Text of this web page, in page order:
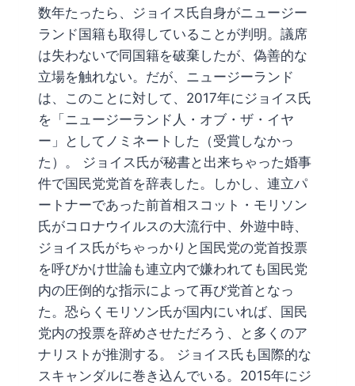
数年たったら、ジョイス氏自身がニュージー
ランド国籍も取得していることが判明。議席
は失わないで同国籍を破棄したが、偽善的な
立場を触れない。だが、ニュージーランド
は、このことに対して、2017年にジョイス氏
を「ニュージーランド人・オブ・ザ・イヤ
ー」としてノミネートした（受賞しなかっ
た）。 ジョイス氏が秘書と出来ちゃった婚事
件で国民党党首を辞表した。しかし、連立パ
ートナーであった前首相スコット・モリソン
氏がコロナウイルスの大流行中、外遊中時、
ジョイス氏がちゃっかりと国民党の党首投票
を呼びかけ世論も連立内で嫌われても国民党
内の圧倒的な指示によって再び党首となっ
た。恐らくモリソン氏が国内にいれば、国民
党内の投票を辞めさせただろう、と多くのア
ナリストが推測する。 ジョイス氏も国際的な
スキャンダルに巻き込んでいる。2015年にジ